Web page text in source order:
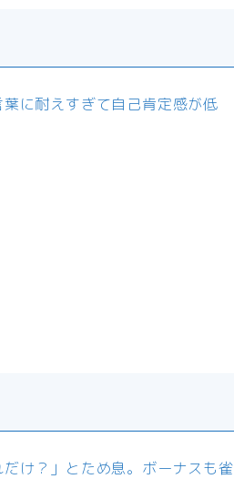
に耐えすぎて自己肯定感が低
け？」とため息。ボーナスも雀